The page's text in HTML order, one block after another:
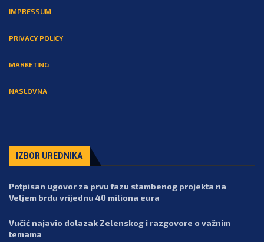
IMPRESSUM
PRIVACY POLICY
MARKETING
NASLOVNA
IZBOR UREDNIKA
Potpisan ugovor za prvu fazu stambenog projekta na
Veljem brdu vrijednu 40 miliona eura
Vučić najavio dolazak Zelenskog i razgovore o važnim
temama